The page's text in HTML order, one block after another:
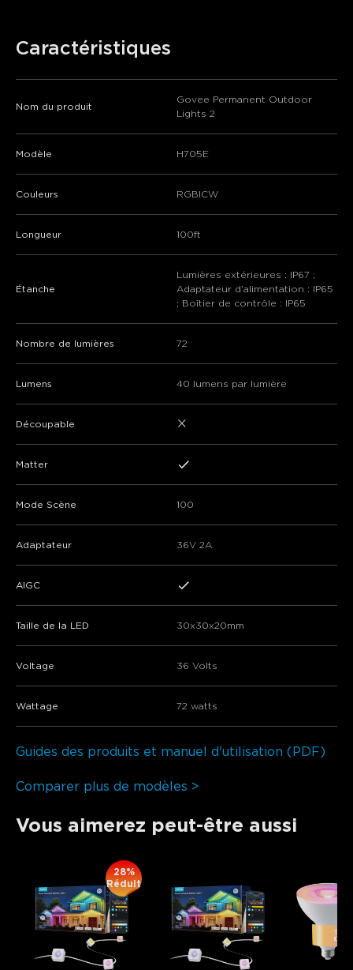
Caractéristiques
Nom du produit
Govee Permanent Outdoor
Lights 2
Modèle H705E
Couleurs RGBICW
Longueur 100ft
Étanche
Lumières extérieures : IP67 ;
Adaptateur d'alimentation : IP65
; Boîtier de contrôle : IP65
Nombre de lumières 72
Lumens 40 lumens par lumière
Découpable ×
Matter
Mode Scène 100
Adaptateur 36V 2A
AIGC
Taille de la LED 30x30x20mm
Voltage 36 Volts
Wattage 72 watts
Guides des produits et manuel d'utilisation (PDF)
Comparer plus de modèles >
Vous aimerez peut-être aussi
28%
Réduit